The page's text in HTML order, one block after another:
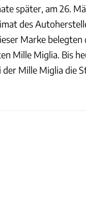
später, am 26.
des
Marke belegten
Mille Miglia. Bis
der Mille Miglia die